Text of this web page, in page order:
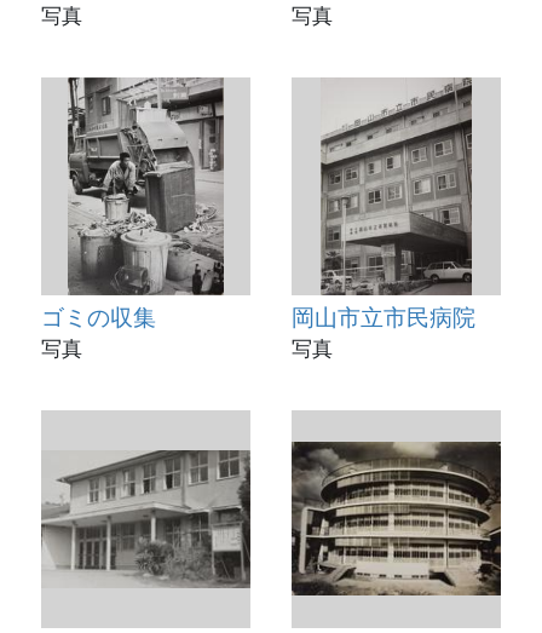
写真 写真
ゴミの収集
写真
岡山市立市民病院
写真